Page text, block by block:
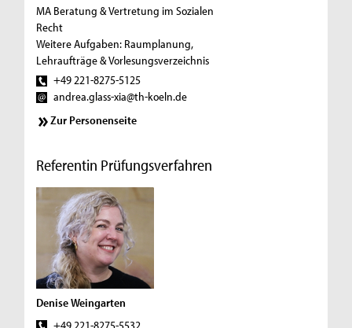
MA Beratung & Vertretung im Sozialen
Recht
Weitere Aufgaben: Raumplanung,
Lehraufträge & Vorlesungsverzeichnis
+49 221-8275-5125
andrea.glass-xia@th-koeln.de
Zur Personenseite
Referentin Prüfungsverfahren
Denise Weingarten